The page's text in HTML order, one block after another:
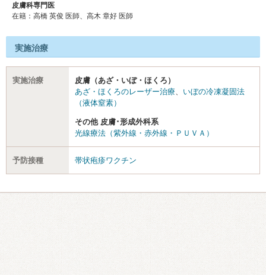
皮膚科専門医
在籍：高橋 英俊 医師、高木 章好 医師
実施治療
実施治療
皮膚（あざ・いぼ・ほくろ）
あざ・ほくろのレーザー治療、 いぼの冷凍凝固法
（液体窒素）
その他 皮膚･形成外科系
光線療法（紫外線・赤外線・ＰＵＶＡ）
予防接種 帯状疱疹ワクチン